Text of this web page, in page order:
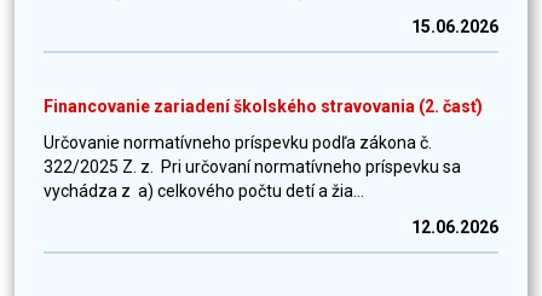
15.06.2026
Financovanie zariadení školského stravovania (2. časť)
Určovanie normatívneho príspevku podľa zákona č.
322/2025 Z. z. Pri určovaní normatívneho príspevku sa
vychádza z a) celkového počtu detí a žia...
12.06.2026